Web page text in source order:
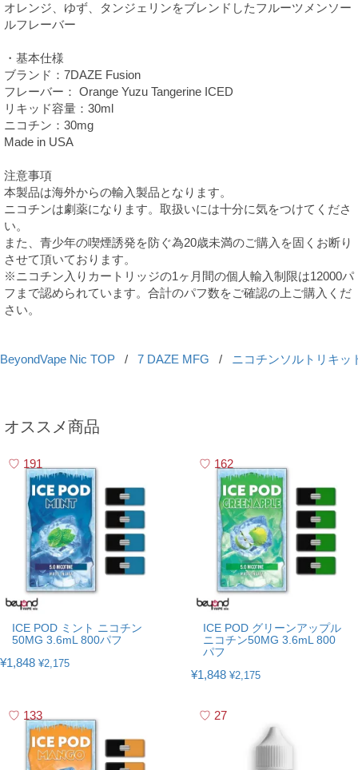
オレンジ、ゆず、タンジェリンをブレンドしたフルーツメンソー
ルフレーバー
・基本仕様
ブランド：7DAZE Fusion
フレーバー： Orange Yuzu Tangerine ICED
リキッド容量：30ml
ニコチン：30mg
Made in USA
注意事項
本製品は海外からの輸入製品となります。
ニコチンは劇薬になります。取扱いには十分に気をつけてくださ
い。
また、青少年の喫煙誘発を防ぐ為20歳未満のご購入を固くお断り
させて頂いております。
※ニコチン入りカートリッジの1ヶ月間の個人輸入制限は12000パ
フまで認められています。合計のパフ数をご確認の上ご購入くだ
さい。
BeyondVape Nic TOP / 7 DAZE MFG / ニコチンソルトリキッ
オススメ商品
191
ICE POD ミント ニコチン
50MG 3.6mL 800パフ
¥1,848 ¥2,175
162
ICE POD グリーンアップル
ニコチン50MG 3.6mL 800
パフ
¥1,848 ¥2,175
133 27